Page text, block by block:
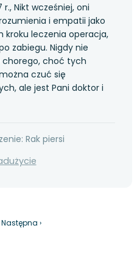
Nikt wcześniej, oni
i empatii jako
kroku leczenia operacja,
zabiegu. Nigdy nie
choć tych
czuć się
ale jest Pani doktor i
Rak piersi
Następna ›